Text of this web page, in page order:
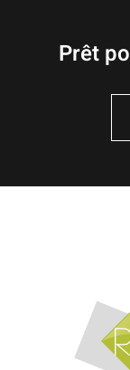
Prêt